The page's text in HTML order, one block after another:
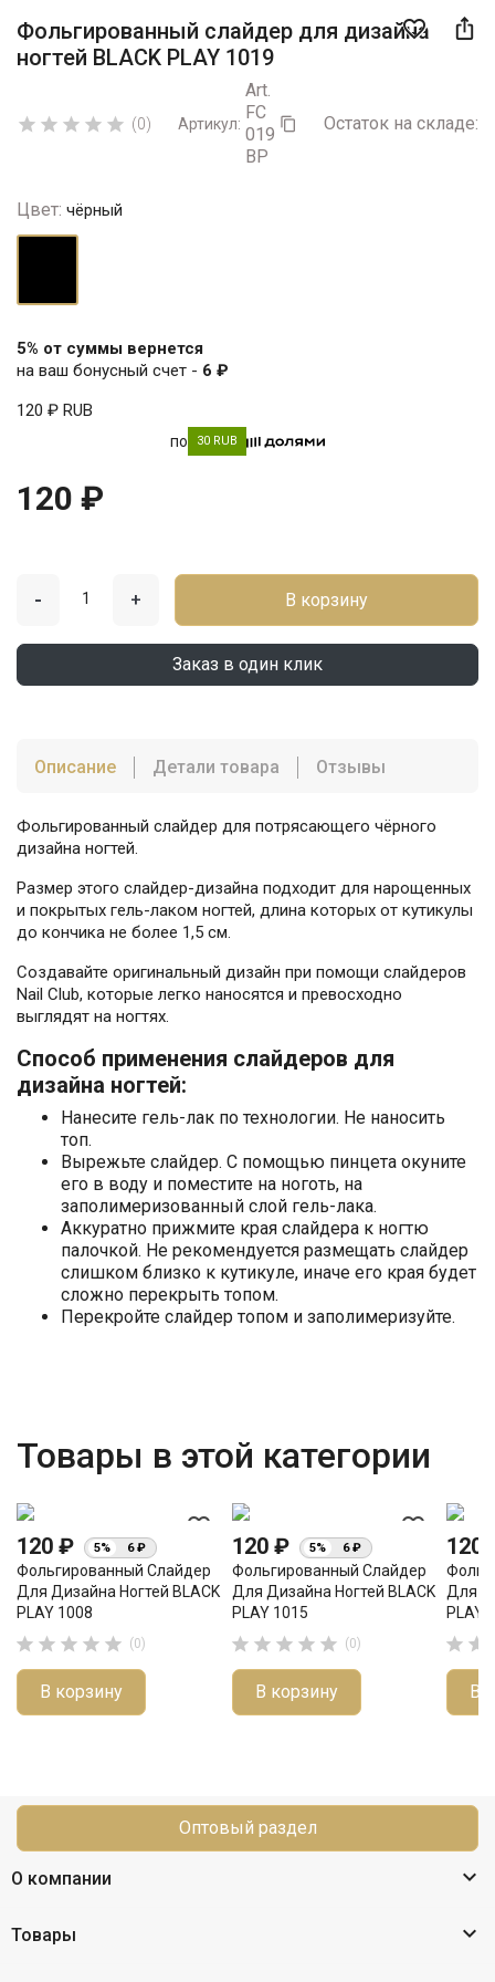
favorite_border 
Фольгированный слайдер для дизайна
ногтей BLACK PLAY 1019
     (0) Артикул:
Art.
FC
019
BP
 Остаток на складе:
Цвет: чёрный
5% от суммы вернется
на ваш бонусный счет - 6 ₽
120 ₽ RUB
по 30 RUB
120 ₽
- + В корзину
Заказ в один клик
Описание Детали товара Отзывы
Фольгированный слайдер для потрясающего чёрного
дизайна ногтей.
Размер этого слайдер-дизайна подходит для нарощенных
и покрытых гель-лаком ногтей, длина которых от кутикулы
до кончика не более 1,5 см.
Создавайте оригинальный дизайн при помощи слайдеров
Nail Club, которые легко наносятся и превосходно
выглядят на ногтях.
Способ применения слайдеров для
дизайна ногтей:
Нанесите гель-лак по технологии. Не наносить
топ.
Вырежьте слайдер. С помощью пинцета окуните
его в воду и поместите на ноготь, на
заполимеризованный слой гель-лака.
Аккуратно прижмите края слайдера к ногтю
палочкой. Не рекомендуется размещать слайдер
слишком близко к кутикуле, иначе его края будет
сложно перекрыть топом.
Перекройте слайдер топом и заполимеризуйте.
Товары в этой категории
favorite_border
120 ₽ 5% 6 ₽
Фольгированный Слайдер
Для Дизайна Ногтей BLACK
PLAY 1008
     (0)
В корзину
favorite_border
120 ₽ 5% 6 ₽
Фольгированный Слайдер
Для Дизайна Ногтей BLACK
PLAY 1015
     (0)
В корзину
120
Для
PLAY
 
В
Оптовый раздел
О компании 
Товары 